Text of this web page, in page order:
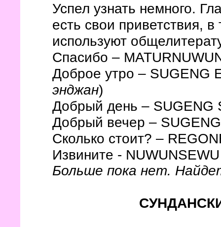
Успел узнать немного.
есть свои приветствия,
используют
Спасибо –
Доброе утро – SUGENG
энджан)
Добрый день – SUGENG
Добрый вечер –
Сколько стоит? –
Извините - NUWUNSEWU
Больше пока нет.